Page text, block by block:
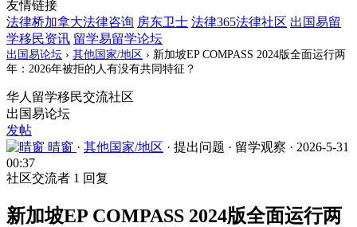
友情链接
法律桥加拿大法律咨询 房东卫士 法律365法律社区 出国易留
学移民资讯 留学易留学论坛
出国易论坛 › 其他国家/地区 › 新加坡EP COMPASS 2024版全面运行两
年：2026年被拒的人有没有共同特征？
华人留学移民交流社区
出国易论坛
发帖
晴窗 · 其他国家/地区 · 提出问题 · 留学观察 · 2026-5-31
00:37
社区交流者 1 回复
新加坡EP COMPASS 2024版全面运行两